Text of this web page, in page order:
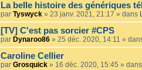
La belle histoire des génériques
par Tyswyck » 23 janv. 2021, 21:17 » dans
[TV] C'est pas sorcier #CPS
par Dynaroo86 » 25 déc. 2020, 14:11 »
Caroline Cellier
par Grosquick » 16 déc. 2020, 15:45 » dans